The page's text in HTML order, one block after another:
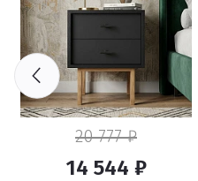
20 777 ₽
14 544 ₽